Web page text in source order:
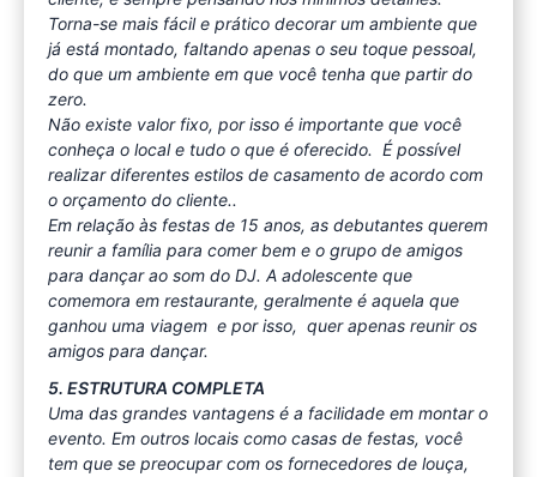
Torna-se mais fácil e prático decorar um ambiente que
já está montado, faltando apenas o seu toque pessoal,
do que um ambiente em que você tenha que partir do
zero.
Não existe valor fixo, por isso é importante que você
conheça o local e tudo o que é oferecido. É possível
realizar diferentes estilos de casamento de acordo com
o orçamento do cliente..
Em relação às festas de 15 anos, as debutantes querem
reunir a família para comer bem e o grupo de amigos
para dançar ao som do DJ. A adolescente que
comemora em restaurante, geralmente é aquela que
ganhou uma viagem e por isso, quer apenas reunir os
amigos para dançar.
5. ESTRUTURA COMPLETA
Uma das grandes vantagens é a facilidade em montar o
evento. Em outros locais como casas de festas, você
tem que se preocupar com os fornecedores de louça,